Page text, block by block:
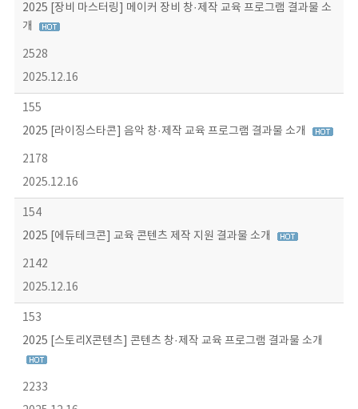
2025 [장비 마스터링] 메이커 장비 창·제작 교육 프로그램 결과물 소
개
2528
2025.12.16
155
2025 [라이징스타콘] 음악 창·제작 교육 프로그램 결과물 소개
2178
2025.12.16
154
2025 [에듀테크콘] 교육 콘텐츠 제작 지원 결과물 소개
2142
2025.12.16
153
2025 [스토리X콘텐츠] 콘텐츠 창·제작 교육 프로그램 결과물 소개
2233